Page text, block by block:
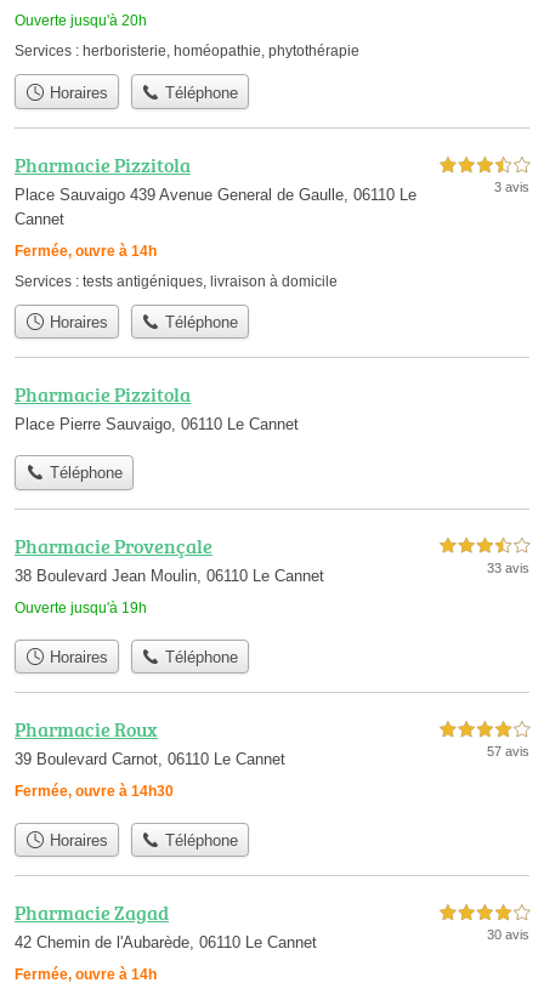
Ouverte jusqu'à 20h
Services : herboristerie, homéopathie, phytothérapie
Horaires Téléphone
Pharmacie Pizzitola
Place Sauvaigo 439 Avenue General de Gaulle, 06110 Le
Cannet
Fermée, ouvre à 14h
3,5 étoiles sur 5
3 avis
Services : tests antigéniques livraison à domicile
Horaires Téléphone
Pharmacie Pizzitola
Place Pierre Sauvaigo, 06110 Le Cannet
Téléphone
Pharmacie Provençale
38 Boulevard Jean Moulin, 06110 Le Cannet
Ouverte jusqu'à 19h
3,5 étoiles sur 5
33 avis
Horaires Téléphone
Pharmacie Roux
39 Boulevard Carnot, 06110 Le Cannet
Fermée, ouvre à 14h30
4,0 étoiles sur 5
57 avis
Horaires Téléphone
Pharmacie Zagad
42 Chemin de l'Aubarède, 06110 Le Cannet
Fermée, ouvre à 14h
4,0 étoiles sur 5
30 avis